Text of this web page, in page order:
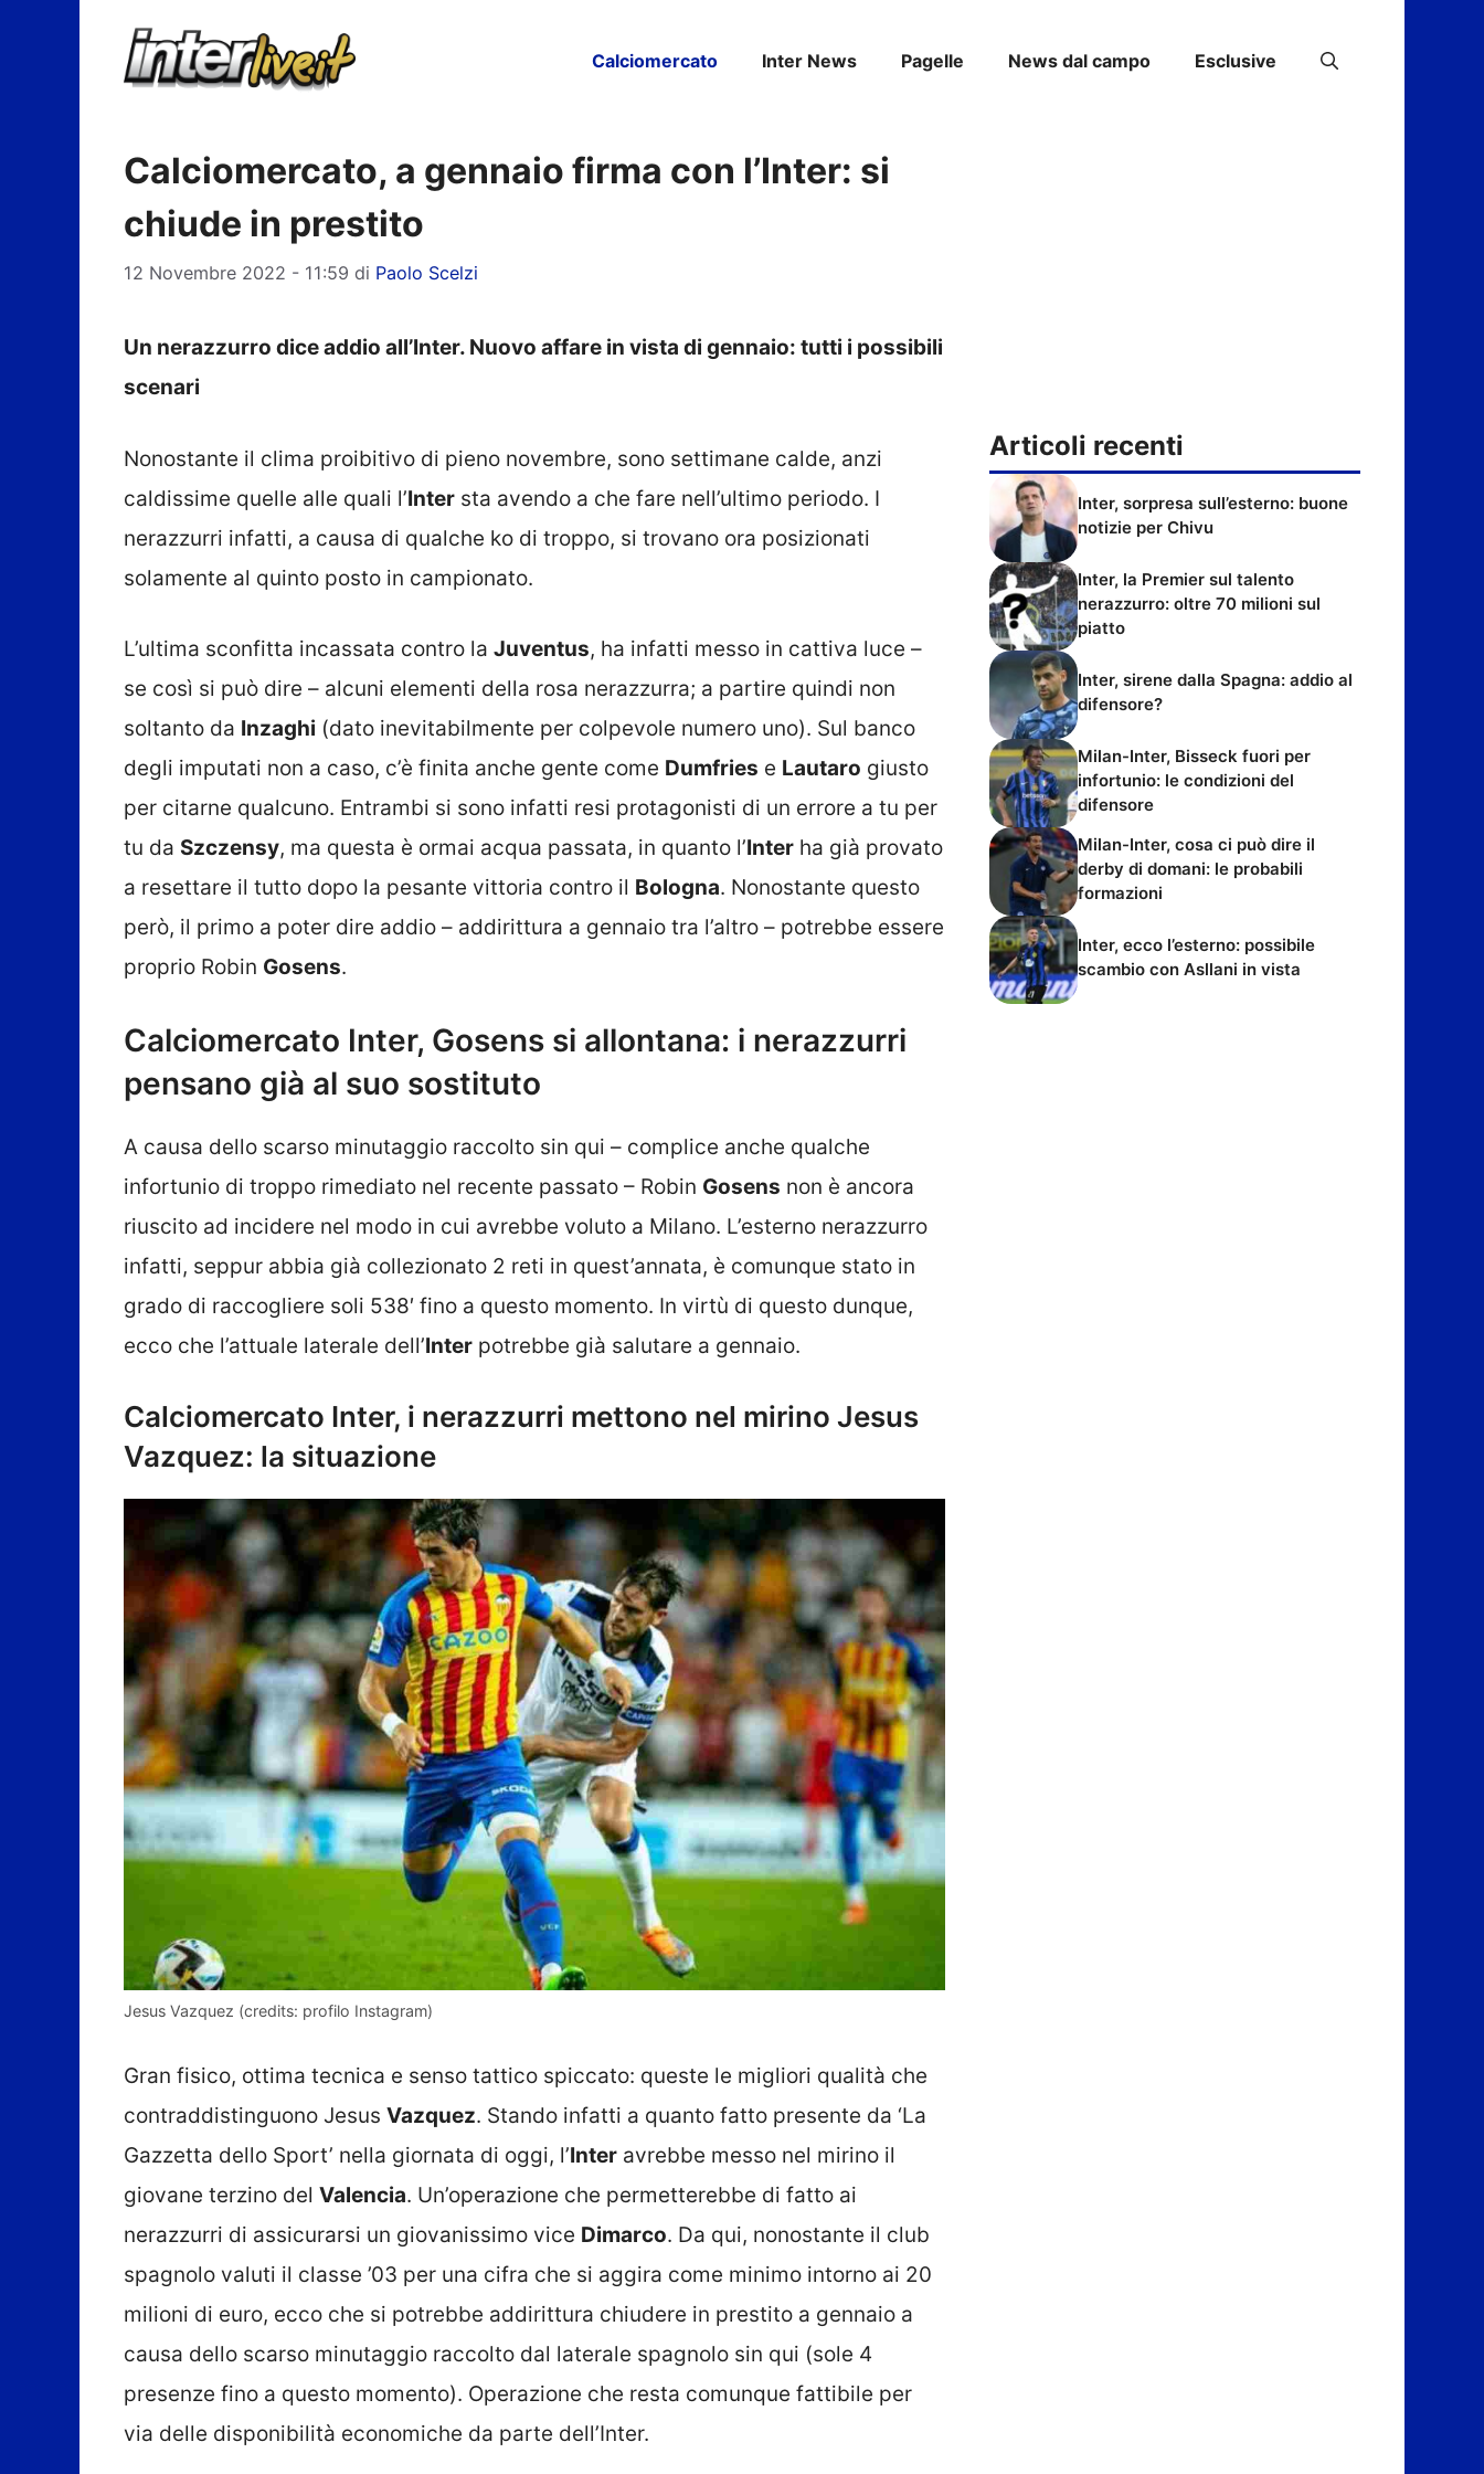
Calciomercato Inter News Pagelle News dal campo Esclusive
Calciomercato, a gennaio firma con l’Inter: si
chiude in prestito
12 Novembre 2022 - 11:59 di Paolo Scelzi
Un nerazzurro dice addio all’Inter. Nuovo affare in vista di gennaio: tutti i possibili
scenari
Nonostante il clima proibitivo di pieno novembre, sono settimane calde, anzi
caldissime quelle alle quali l’Inter sta avendo a che fare nell’ultimo periodo. I
nerazzurri infatti, a causa di qualche ko di troppo, si trovano ora posizionati
solamente al quinto posto in campionato.
L’ultima sconfitta incassata contro la Juventus, ha infatti messo in cattiva luce –
se così si può dire – alcuni elementi della rosa nerazzurra; a partire quindi non
soltanto da Inzaghi (dato inevitabilmente per colpevole numero uno). Sul banco
degli imputati non a caso, c’è finita anche gente come Dumfries e Lautaro giusto
per citarne qualcuno. Entrambi si sono infatti resi protagonisti di un errore a tu per
tu da Szczensy, ma questa è ormai acqua passata, in quanto l’Inter ha già provato
a resettare il tutto dopo la pesante vittoria contro il Bologna. Nonostante questo
però, il primo a poter dire addio – addirittura a gennaio tra l’altro – potrebbe essere
proprio Robin Gosens.
Calciomercato Inter, Gosens si allontana: i nerazzurri
pensano già al suo sostituto
A causa dello scarso minutaggio raccolto sin qui – complice anche qualche
infortunio di troppo rimediato nel recente passato – Robin Gosens non è ancora
riuscito ad incidere nel modo in cui avrebbe voluto a Milano. L’esterno nerazzurro
infatti, seppur abbia già collezionato 2 reti in quest’annata, è comunque stato in
grado di raccogliere soli 538′ fino a questo momento. In virtù di questo dunque,
ecco che l’attuale laterale dell’Inter potrebbe già salutare a gennaio.
Calciomercato Inter, i nerazzurri mettono nel mirino Jesus
Vazquez: la situazione
Jesus Vazquez (credits: profilo Instagram)
Gran fisico, ottima tecnica e senso tattico spiccato: queste le migliori qualità che
contraddistinguono Jesus Vazquez. Stando infatti a quanto fatto presente da ‘La
Gazzetta dello Sport’ nella giornata di oggi, l’Inter avrebbe messo nel mirino il
giovane terzino del Valencia. Un’operazione che permetterebbe di fatto ai
nerazzurri di assicurarsi un giovanissimo vice Dimarco. Da qui, nonostante il club
spagnolo valuti il classe ’03 per una cifra che si aggira come minimo intorno ai 20
milioni di euro, ecco che si potrebbe addirittura chiudere in prestito a gennaio a
causa dello scarso minutaggio raccolto dal laterale spagnolo sin qui (sole 4
presenze fino a questo momento). Operazione che resta comunque fattibile per
via delle disponibilità economiche da parte dell’Inter.
Articoli recenti
Inter, sorpresa sull’esterno: buone
notizie per Chivu
Inter, la Premier sul talento
nerazzurro: oltre 70 milioni sul
piatto
Inter, sirene dalla Spagna: addio al
difensore?
Milan-Inter, Bisseck fuori per
infortunio: le condizioni del
difensore
Milan-Inter, cosa ci può dire il
derby di domani: le probabili
formazioni
Inter, ecco l’esterno: possibile
scambio con Asllani in vista